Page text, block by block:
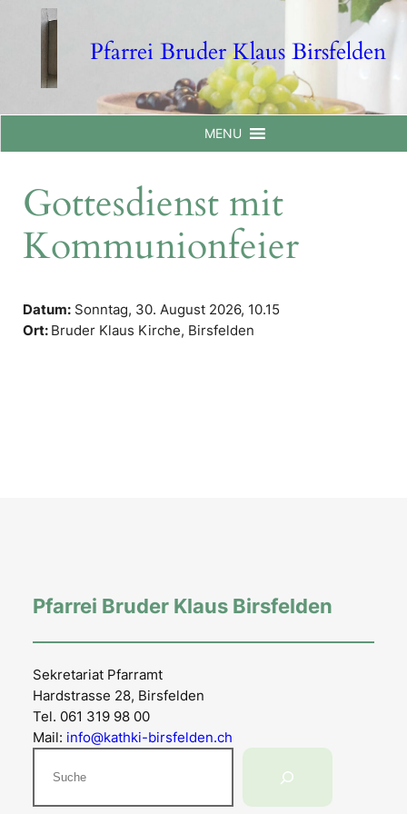
Pfarrei Bruder Klaus Birsfelden
MENU
Gottesdienst mit
Kommunionfeier
Datum: Sonntag, 30. August 2026, 10.15
Ort: Bruder Klaus Kirche, Birsfelden
Pfarrei Bruder Klaus Birsfelden
Sekretariat Pfarramt
Hardstrasse 28, Birsfelden
Tel. 061 319 98 00
Mail: info@kathki-birsfelden.ch